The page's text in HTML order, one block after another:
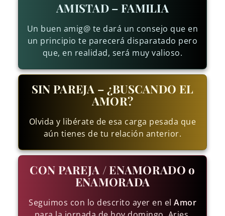
AMISTAD – FAMILIA
Un buen amig@ te dará un consejo que en
un principio te parecerá disparatado pero
que, en realidad, será muy valioso.
SIN PAREJA – ¿BUSCANDO EL
AMOR?
Olvida y libérate de esa carga pesada que
aún tienes de tu relación anterior.
CON PAREJA / ENAMORADO o
ENAMORADA
Seguimos con lo descrito ayer en el Amor